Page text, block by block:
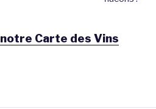
notre Carte des Vins